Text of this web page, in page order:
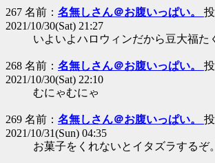
267 名前： 名無しさん＠お腹いっぱい。
2021/10/30(Sat) 21:27
いよいよハロウィンだから豆大福た
268 名前： 名無しさん＠お腹いっぱい。
2021/10/30(Sat) 22:10
むにゃむにゃ
269 名前： 名無しさん＠お腹いっぱい。
2021/10/31(Sun) 04:35
お菓子をくれないとイタズラするぞ。